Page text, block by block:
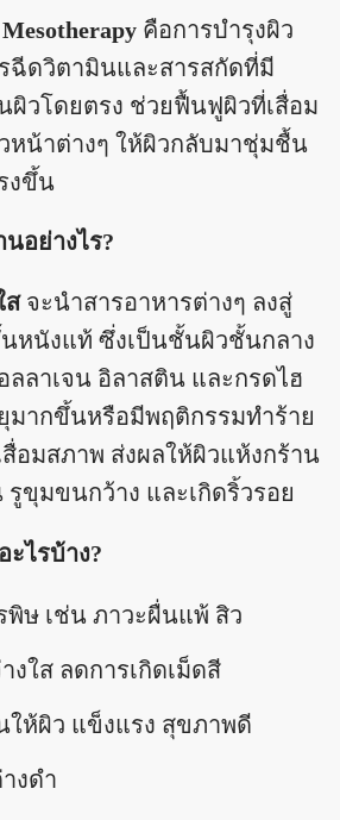
คือการบำรุงผิว
ฉีดวิตามินและสารสกัดที่มี
ผิวโดยตรง ช่วยฟื้นฟูผิวที่เสื่อม
หน้าต่างๆ ให้ผิวกลับมาชุ่มชื้น
งขึ้น
อย่างไร?
สจะนำสารอาหารต่างๆ ลงสู่
หนังแท้ ซึ่งเป็นชั้นผิวชั้นกลาง
ลาเจน อิลาสติน และกรดไฮ
มากขึ้นหรือมีพฤติกรรมทำร้าย
สื่อมสภาพ ส่งผลให้ผิวแห้งกร้าน
ขุมขนกว้าง และเกิดริ้วรอย
ะไรบ้าง?
ษ เช่น ภาวะผื่นแพ้ สิว
งใส ลดการเกิดเม็ดสี
ห้ผิว แข็งแรง สุขภาพดี
งดำ